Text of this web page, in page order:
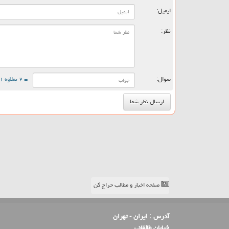
ایمیل:
نظر:
سوال: = ۲ بعلاوه ۱
صفحه اخبار و مطالب حراج کن
آدرس : ایران - تهران